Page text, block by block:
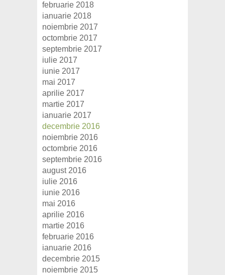
februarie 2018
ianuarie 2018
noiembrie 2017
octombrie 2017
septembrie 2017
iulie 2017
iunie 2017
mai 2017
aprilie 2017
martie 2017
ianuarie 2017
decembrie 2016
noiembrie 2016
octombrie 2016
septembrie 2016
august 2016
iulie 2016
iunie 2016
mai 2016
aprilie 2016
martie 2016
februarie 2016
ianuarie 2016
decembrie 2015
noiembrie 2015